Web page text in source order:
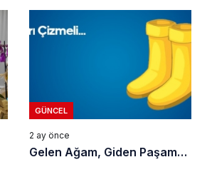
GÜNCEL
2 ay önce
Gelen Ağam, Giden Paşam…